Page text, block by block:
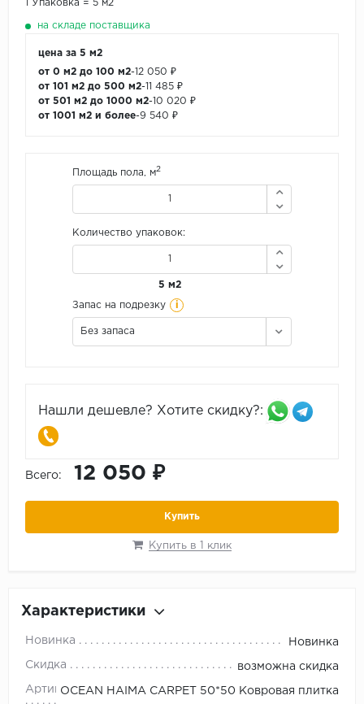
1 Упаковка = 5 м2
на складе поставщика
цена за 5 м2
от 0 м2 до 100 м2-12 050 ₽
от 101 м2 до 500 м2-11 485 ₽
от 501 м2 до 1000 м2-10 020 ₽
от 1001 м2 и более-9 540 ₽
Площадь пола, м2
Количество упаковок:
5 м2
Запас на подрезку i
Без запаса
Нашли дешевле? Хотите скидку?:
Всего: 12 050 ₽
Купить
Купить в 1 клик
Характеристики
Новинка Новинка
Скидка возможна скидка
АртикулOCEAN HAIMA CARPET 50*50 Ковровая плитка